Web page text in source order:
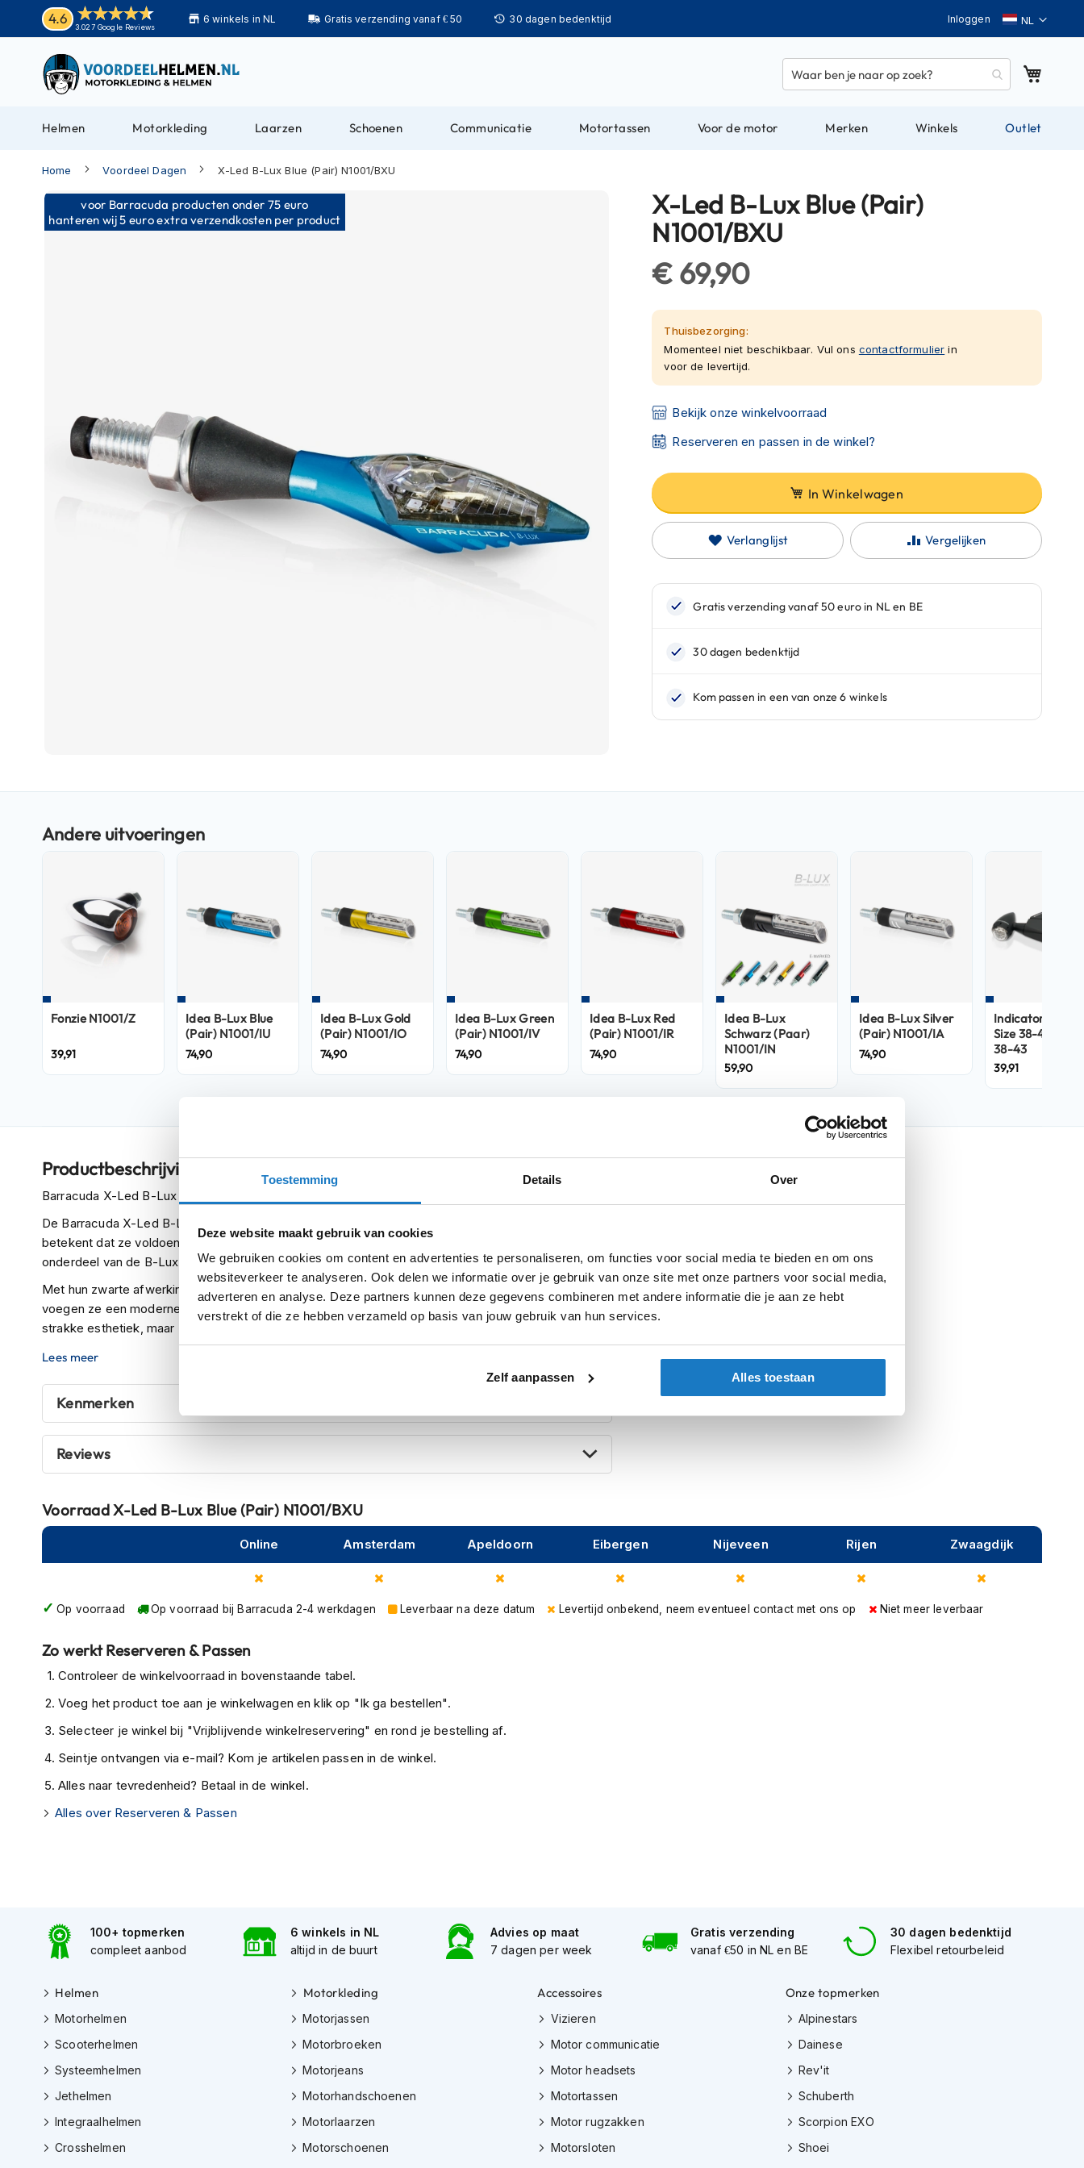
Toestemming Details Over
Deze website maakt gebruik van cookies
We gebruiken cookies om content en advertenties te personaliseren, om functies voor social media te bieden en om ons
websiteverkeer te analyseren. Ook delen we informatie over je gebruik van onze site met onze partners voor social media,
adverteren en analyse. Deze partners kunnen deze gegevens combineren met andere informatie die je aan ze hebt
verstrekt of die ze hebben verzameld op basis van jouw gebruik van hun services.
Zelf aanpassen Alles toestaan
4.6
3.027 Google Reviews
6 winkels in NL Gratis verzending vanaf € 50 30 dagen bedenktijd Taal
Inloggen
Helmen
Motorhelmen
helmen
Bluetooth
Helmen
Fashion
Vespa
scooterhelmen
scooterhelmen
scooterhelmen
Systeemhelmen
Jethelmen
Integraalhelmen
Fietshelmen
Helm
accessoires
Vizieren
Pinlocks
Tear-
offs
Crossbrillen
Oordoppen
Onderhoud
houder
kapstok
Motorjassen
Heren
Doorwaai
motorjassen
Leren
motorjassen
Textiele
motorjassen
Gore-
Dames
motorbroeken
Doorwaai
motorbroeken
Leren
motorbroeken
Textiel
motorbroeken
Helmen Motorkleding Laarzen Schoenen Communicatie Motortassen Voor de motor Merken Winkels Outlet
Home Voordeel Dagen X-Led B-Lux Blue (Pair) N1001/BXU
Ga
naar
voor Barracuda producten onder 75 euro
hanteren wij 5 euro extra verzendkosten per product
begin
afbeeldingen-
gallerij
X-Led B-Lux Blue (Pair)
N1001/BXU
€ 69,90
Thuisbezorging:
Momenteel niet beschikbaar. Vul ons contactformulier in
voor de levertijd.
Bekijk onze winkelvoorraad
Reserveren en passen in de winkel?
In Winkelwagen
Verlanglijst Vergelijken
Fonzie N1001/Z
39,91
Idea B-Lux Blue
(Pair) N1001/IU
74,90
Idea B-Lux Gold
(Pair) N1001/IO
74,90
Idea B-Lux Green
(Pair) N1001/IV
74,90
Idea B-Lux Red
(Pair) N1001/IR
74,90
Idea B-Lux
Schwarz (Paar)
N1001/IN
59,90
Idea B-Lux Silver
(Pair) N1001/IA
74,90
Indicator Clamp
Size 38-43 N112-
38-43
39,91
Productbeschrijving
Barracuda X-Led B-Lux Blauw (Paar)
De Barracuda X-Led B-Lux zijn hoogwaardige LED-knipperlichten met een E-keurmerk, wat
betekent dat ze voldoen aan de Europese normen voor weggebruik. Deze richtingaanwijzers zijn
onderdeel van de B-Lux-serie en bieden een combinatie van stijl, kwaliteit en veiligheid.
Met hun zwarte afwerking passen deze knipperlichten perfect bij verschillende motorstijlen en
voegen ze een moderne uitstraling toe aan het uiterlijk van je motorfiets. Niet alleen bieden ze een
strakke esthetiek, maar zorgen ze ook voor uitstekende zichtbaarheid en veiligheid op de weg.
De Barracuda X-Led B-Lux knipperlichten zijn universeel en kunnen eenvoudig worden gemonteerd
op verschillende motorfietsen. Upgrade je motor met deze hoogwaardige LED-knipperlichten en
geniet van een combinatie van stijlvol design en betrouwbare prestaties.
Lees meer
Categorie Knipperlichten
Producttype Parts
Kenmerken
Reviews
VoorraadX-Led B-Lux Blue (Pair) N1001/BXU
Online Amsterdam Apeldoorn Eibergen Nijeveen Rijen Zwaagdijk
Op voorraad Op voorraad bij Barracuda 2-4 werkdagen Leverbaar na deze datum Levertijd onbekend, neem eventueel contact met ons op Niet meer leverbaar
Zo werkt Reserveren & Passen
Controleer de winkelvoorraad in bovenstaande tabel.
Voeg het product toe aan je winkelwagen en klik op "Ik ga bestellen".
Selecteer je winkel bij "Vrijblijvende winkelreservering" en rond je bestelling af.
Seintje ontvangen via e-mail? Kom je artikelen passen in de winkel.
Alles naar tevredenheid? Betaal in de winkel.
Alles over Reserveren & Passen
100+ topmerken
compleet aanbod
6 winkels in NL
altijd in de buurt
Advies op maat
7 dagen per week
Gratis verzending
vanaf €50 in NL en BE
30 dagen bedenktijd
Flexibel retourbeleid
Helmen
Motorhelmen
Scooterhelmen
Systeemhelmen
Jethelmen
Integraalhelmen
Crosshelmen
Motorkleding
Motorjassen
Motorbroeken
Motorjeans
Motorhandschoenen
Motorlaarzen
Motorschoenen
Accessoires
Vizieren
Motor communicatie
Motor headsets
Motortassen
Motor rugzakken
Motorsloten
Onze topmerken
Alpinestars
Dainese
Rev'it
Schuberth
Scorpion EXO
Shoei